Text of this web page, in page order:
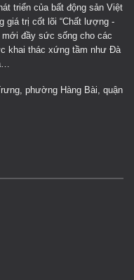
triển của bất động sản Việt
giá trị cốt lõi “Chất lượng -
mới đầy sức sống cho các
khai thác xứng tầm như Đà
phường Hàng Bài, quận